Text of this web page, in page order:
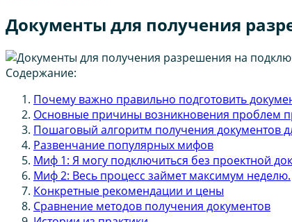
Документы для получения
Содержание:
Почему важно правильно подготовить
Основные причины возникновения проблем
Пошаговый алгоритм получения документов
Развенчание популярных мифов
Миф 1: Я могу подключиться без проектной
Миф 2: Весь процесс займет максимум неделю.
Конкретные рекомендации и цены
Сравнение методов получения документов